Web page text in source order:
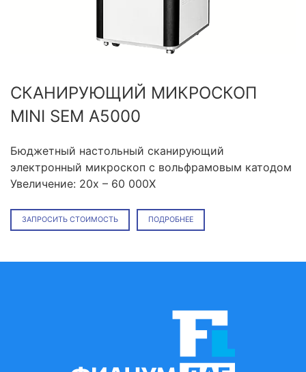
СКАНИРУЮЩИЙ МИКРОСКОП
MINI SEM A5000
Бюджетный настольный сканирующий
электронный микроскоп с вольфрамовым катодом
Увеличение: 20x – 60 000X
ЗАПРОСИТЬ СТОИМОСТЬ ПОДРОБНЕЕ